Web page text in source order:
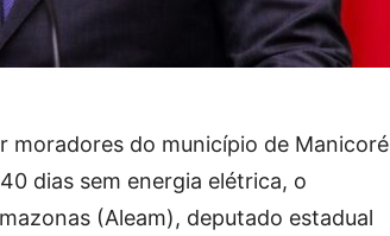
moradores do município de Manicoré
dias sem energia elétrica, o
(Aleam), deputado estadual